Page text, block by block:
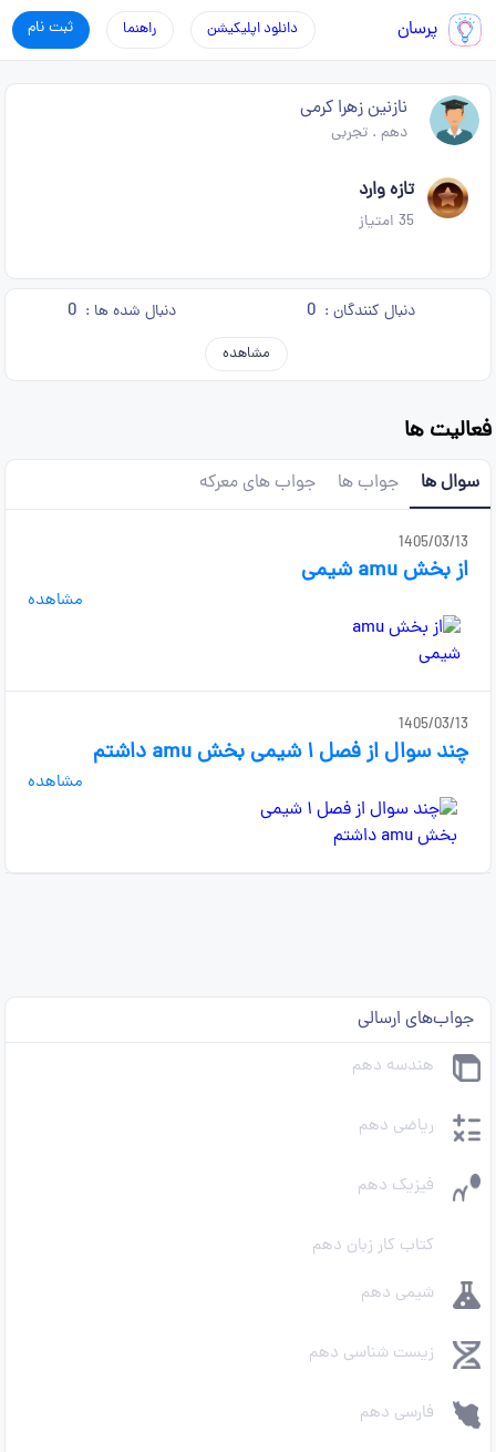
پرسان ثبت نام راهنما دانلود اپلیکیشن
نازنین زهرا کرمی
دهم .تجربی
تازه وارد
35 امتیاز
دنبال کنندگان : 0 دنبال شده ها : 0
مشاهده
فعالیت ها
سوال ها جواب ها جواب های معرکه
1405/03/13
از بخش amu شیمی
مشاهده
1405/03/13
چند سوال از فصل ۱ شیمی بخش amu داشتم
مشاهده
جواب‌های ارسالی
هندسه دهم
ریاضی دهم
فیزیک دهم
کتاب کار زبان دهم
شیمی دهم
زیست شناسی دهم
فارسی دهم